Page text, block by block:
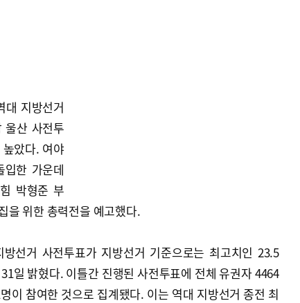
대 지방선거
울산 사전투
았다. 여야
한 가운데
박형준 부
을 위한 총력전을 예고했다.
선거 사전투표가 지방선거 기준으로는 최고치인 23.5
일 밝혔다. 이틀간 진행된 사전투표에 전체 유권자 4464
이 참여한 것으로 집계됐다. 이는 역대 지방선거 종전 최